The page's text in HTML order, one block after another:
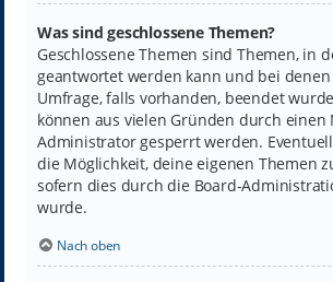
Was sind geschlossene Themen?
Geschlossene Themen sind Themen, in
geantwortet werden kann und bei
Umfrage, falls vorhanden, beendet
können aus vielen Gründen durch einen
Administrator gesperrt werden.
die Möglichkeit, deine eigenen Themen
sofern dies durch die Board-
wurde.
Nach oben